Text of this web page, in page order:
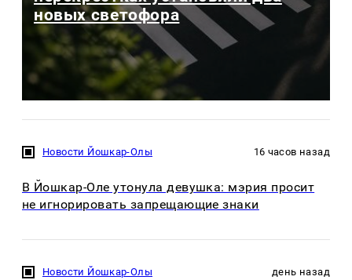
новых светофора
Новости Йошкар-Олы 16 часов назад
В Йошкар-Оле утонула девушка: мэрия просит
не игнорировать запрещающие знаки
Новости Йошкар-Олы день назад